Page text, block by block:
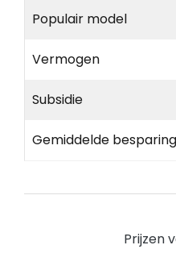
Populair model
Vermogen
Subsidie
Gemiddelde besparing
Prijzen